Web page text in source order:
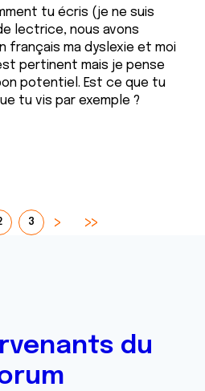
tu écris (je ne suis
lectrice, nous avons
français ma dyslexie et moi
pertinent mais je pense
potentiel. Est ce que tu
tu vis par exemple ?
3
du